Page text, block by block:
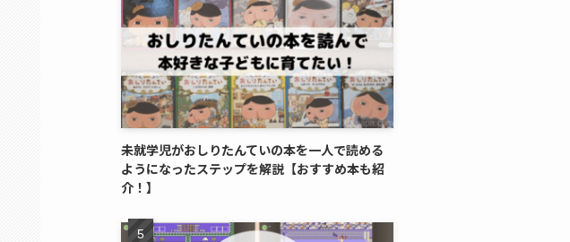
未就学児がおしりたんていの本を一人で読める
ようになったステップを解説【おすすめ本も紹
介！】